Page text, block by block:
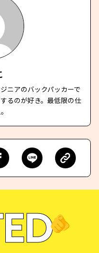
ニアのバックパッカーで
るのが好き。最低限の仕
🫵